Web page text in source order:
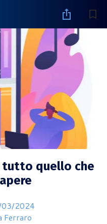
tutto quello che
2024
Ferraro